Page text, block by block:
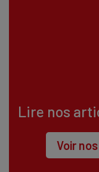
Lire nos
Voir